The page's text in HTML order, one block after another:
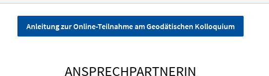
Anleitung zur Online-Teilnahme am Geodätischen Kolloquium
ANSPRECHPARTNERIN